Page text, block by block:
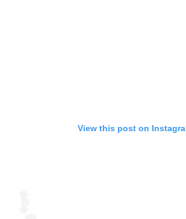
View this post on